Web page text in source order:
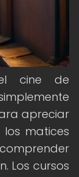
cine de
apreciar
matices
Los cursos